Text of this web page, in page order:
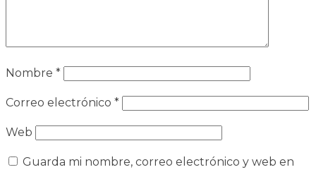
Nombre *
Correo electrónico *
Web
Guarda mi nombre, correo electrónico y web en